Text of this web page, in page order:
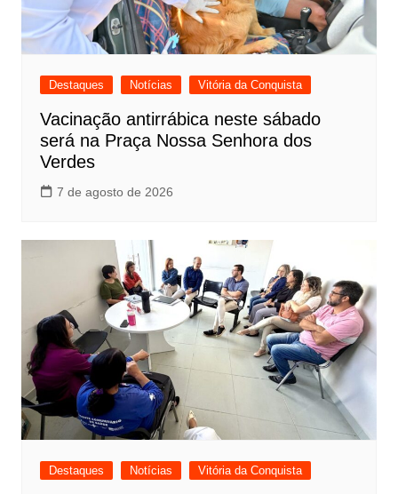
Destaques Notícias Vitória da Conquista
Vacinação antirrábica neste sábado
será na Praça Nossa Senhora dos
Verdes
7 de agosto de 2026
Destaques Notícias Vitória da Conquista